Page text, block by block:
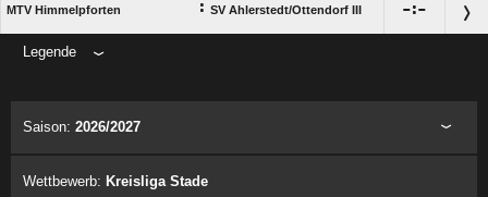
MTV Himmelpforten : SV Ahlerstedt/​Ottendorf III :
Legende
Saison: 2026/2027
Wettbewerb: Kreisliga Stade